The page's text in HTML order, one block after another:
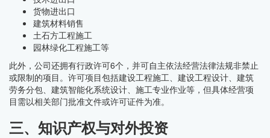
货物进出口
建筑材料销售
土石方工程施工
园林绿化工程施工等
此外，公司还拥有行政许可6个，并可自主依法经营法律法规非禁止
或限制的项目。许可项目包括建设工程施工、建设工程设计、建筑
劳务分包、建筑智能化系统设计、施工专业作业等，但具体经营项
目需以相关部门批准文件或许可证件为准。
三、知识产权与对外投资